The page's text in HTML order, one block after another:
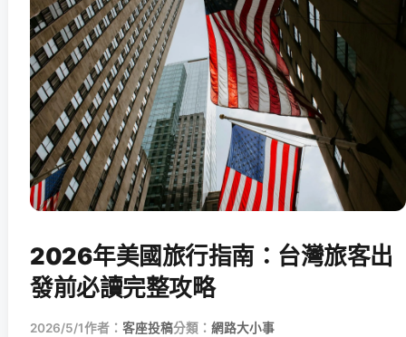
2026年美國旅行指南：台灣旅客出
發前必讀完整攻略
2026/5/1作者： 客座投稿分類： 網路大小事